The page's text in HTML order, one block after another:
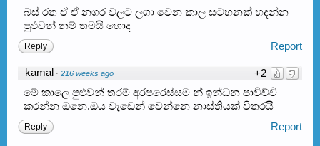
බස් රත ඒ ඒ නගර වලට ලගා වෙන කාල සටහනක් හදන්න
පුළුවන් නම් තමයි හොද​
Report
Reply
+2
kamal · 216 weeks ago
මේ කාලෙ පුළුවන් තරම් අරපරෙස්සම න් ඉන්ධන පාවිච්චි
කරන්න ඕනෙ.ඔය වැඩෙන් වෙන්නෙ නාස්තියක් විතරයි
Report
Reply